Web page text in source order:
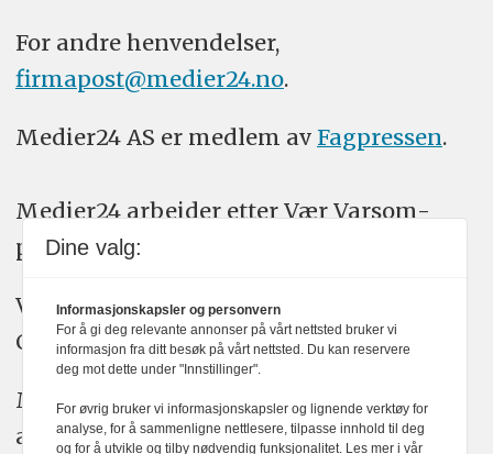
For andre henvendelser,
firmapost@medier24.no.
Medier24 AS er medlem av Fagpressen.
Medier24 arbeider etter Vær Varsom-
plakatens regler for god presseskikk.
Vi bruker KI-verktøy som ChatGPT,
Claude, og Gemini i journalistikken vår.
Medier24s redaksjon har alltid det fulle
ansvar for publisert innhold, med eller
Dine valg:
Informasjonskapsler og personvern
For å gi deg relevante annonser på vårt nettsted bruker vi
informasjon fra ditt besøk på vårt nettsted. Du kan reservere
deg mot dette under "Innstillinger".
For øvrig bruker vi informasjonskapsler og lignende verktøy for
analyse, for å sammenligne nettlesere, tilpasse innhold til deg
og for å utvikle og tilby nødvendig funksjonalitet. Les mer i vår